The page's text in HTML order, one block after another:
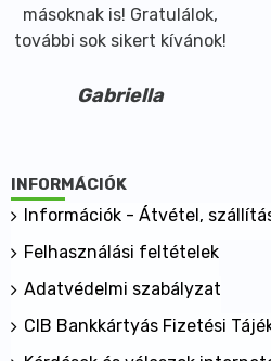
másoknak is! Gratulálok,
további sok sikert kívánok!
Gabriella
INFORMÁCIÓK
Információk - Átvétel,
Felhasználási feltételek
Adatvédelmi szabályzat
CIB Bankkártyás Fizetési